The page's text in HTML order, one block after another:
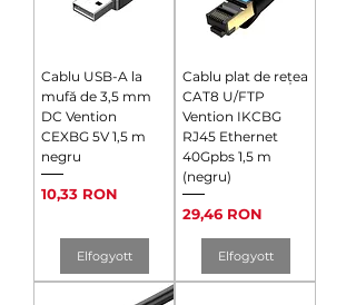
Cablu USB-A la
mufă de 3,5 mm
DC Vention
CEXBG 5V 1,5 m
negru
Ár
10,33 RON
Elfogyott
Cablu plat de rețea
CAT8 U/FTP
Vention IKCBG
RJ45 Ethernet
40Gpbs 1,5 m
(negru)
Ár
29,46 RON
Elfogyott